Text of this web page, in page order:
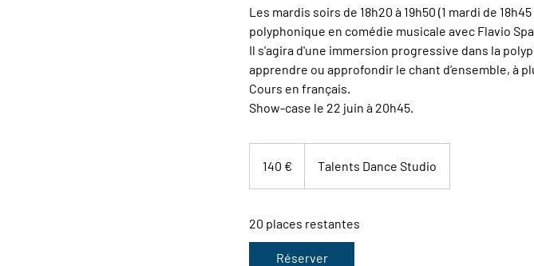
Les mardis soirs de 18h20 à 19h50 (1 mardi de
polyphonique en comédie musicale avec Flavio
Il s'agira d'une immersion progressive dans la
apprendre ou approfondir le chant d’ensemble, à
Cours en français.
Show-case le 22 juin à 20h45.
140 € Talents Dance Studio
20 places restantes
Réserver